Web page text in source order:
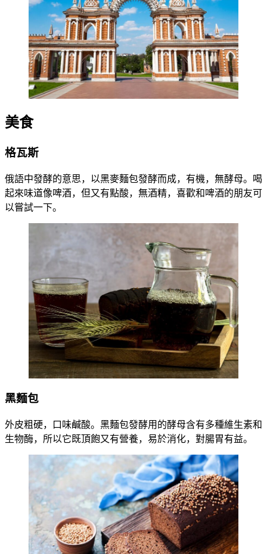
美食
格瓦斯
俄語中發酵的意思，以黑麥麵包發酵而成，有機，無酵母。喝
起來味道像啤酒，但又有點酸，無酒精，喜歡和啤酒的朋友可
以嘗試一下。
黑麵包
外皮粗硬，口味鹹酸。黑麵包發酵用的酵母含有多種維生素和
生物酶，所以它既頂飽又有營養，易於消化，對腸胃有益。